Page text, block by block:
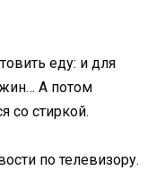
еду: и для
А потом
со стиркой.
по телевизору.